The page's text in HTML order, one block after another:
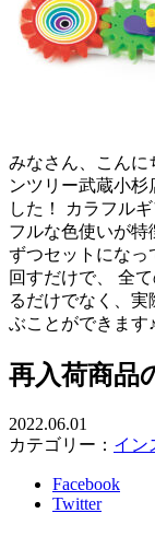
みなさん、こんに
ンツリー武蔵小杉
した！ カラフル
フルな色使いが特
ずつセットになっ
回すだけで、 全
るだけでなく、
ぶことができま
再入荷商品
2022.06.01
カテゴリー： イン
Facebook
Twitter